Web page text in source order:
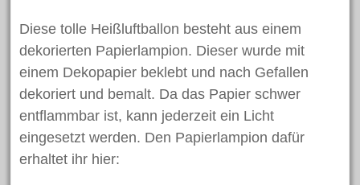
Diese tolle Heißluftballon besteht aus einem
dekorierten Papierlampion. Dieser wurde mit
einem Dekopapier beklebt und nach Gefallen
dekoriert und bemalt. Da das Papier schwer
entflammbar ist, kann jederzeit ein Licht
eingesetzt werden. Den Papierlampion dafür
erhaltet ihr hier: